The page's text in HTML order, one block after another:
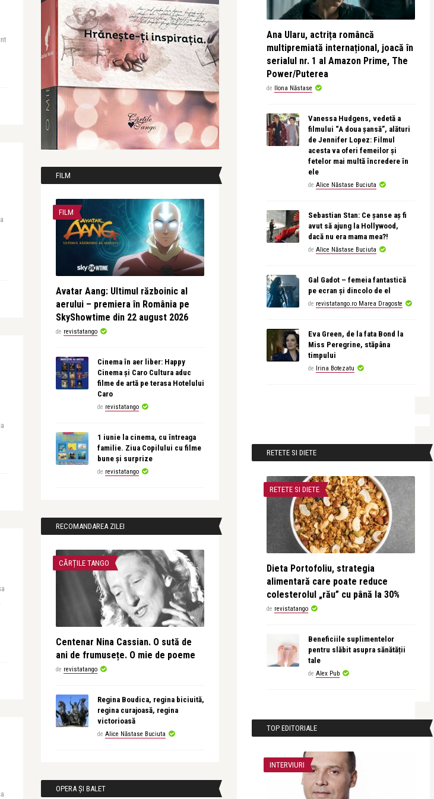
FILM
FILM
Avatar Aang: Ultimul războinic al
aerului – premiera în România pe
SkyShowtime din 22 august 2026
de revistatango
Cinema în aer liber: Happy
Cinema și Caro Cultura aduc
filme de artă pe terasa Hotelului
Caro
de revistatango
1 iunie la cinema, cu întreaga
familie. Ziua Copilului cu filme
bune și surprize
de revistatango
RECOMANDAREA ZILEI
CĂRȚILE TANGO
Centenar Nina Cassian. O sută de
ani de frumusețe. O mie de poeme
de revistatango
Regina Boudica, regina biciuită,
regina curajoasă, regina
victorioasă
de Alice Năstase Buciuta
OPERA ȘI BALET
Ana Ularu, actrița româncă
multipremiată internațional, joacă în
serialul nr. 1 al Amazon Prime, The
Power/Puterea
de Ilona Năstase
Vanessa Hudgens, vedetă a
filmului “A doua șansă”, alături
de Jennifer Lopez: Filmul
acesta va oferi femeilor și
fetelor mai multă încredere în
ele
de Alice Năstase Buciuta
Sebastian Stan: Ce șanse aș fi
avut să ajung la Hollywood,
dacă nu era mama mea?!
de Alice Năstase Buciuta
Gal Gadot – femeia fantastică
pe ecran și dincolo de el
de revistatango.ro Marea Dragoste
Eva Green, de la fata Bond la
Miss Peregrine, stăpâna
timpului
de Irina Botezatu
RETETE SI DIETE
RETETE SI DIETE
Dieta Portofoliu, strategia
alimentară care poate reduce
colesterolul „rău” cu până la 30%
de revistatango
Beneficiile suplimentelor
pentru slăbit asupra sănătății
tale
de Alex Pub
TOP EDITORIALE
INTERVIURI